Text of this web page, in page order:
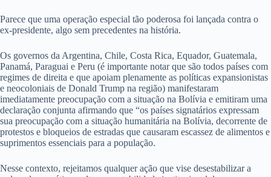
Parece que uma operação especial tão poderosa foi lançada contra o
ex-presidente, algo sem precedentes na história.
Os governos da Argentina, Chile, Costa Rica, Equador, Guatemala,
Panamá, Paraguai e Peru (é importante notar que são todos países com
regimes de direita e que apoiam plenamente as políticas expansionistas
e neocoloniais de Donald Trump na região) manifestaram
imediatamente preocupação com a situação na Bolívia e emitiram uma
declaração conjunta afirmando que “os países signatários expressam
sua preocupação com a situação humanitária na Bolívia, decorrente de
protestos e bloqueios de estradas que causaram escassez de alimentos e
suprimentos essenciais para a população.
Nesse contexto, rejeitamos qualquer ação que vise desestabilizar a